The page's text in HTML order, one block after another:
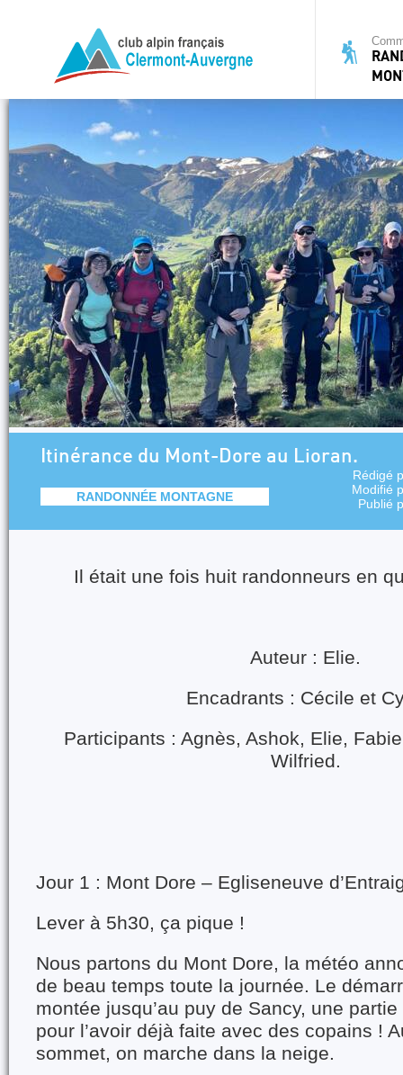
Itinérance du Mont-Dore au Lioran.
RANDONNÉE MONTAGNE
Rédigé
Modifié
Publié
Il était une fois huit randonneurs en
Auteur : Elie.
Encadrants : Cécile et
Participants : Agnès, Ashok, Elie,
Wilfried.
Jour 1 : Mont Dore – Egliseneuve
Lever à 5h30, ça pique !
Nous partons du Mont Dore, la météo
de beau temps toute la journée. Le
montée jusqu’au puy de Sancy, une
pour l’avoir déjà faite avec des copains !
sommet, on marche dans la neige.